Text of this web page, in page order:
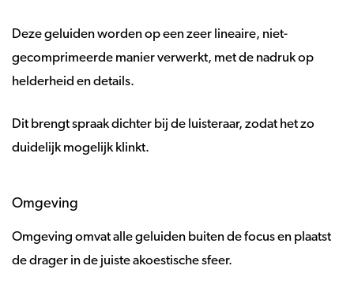
Deze geluiden worden op een zeer lineaire, niet-
gecomprimeerde manier verwerkt, met de nadruk op
helderheid en details.
Dit brengt spraak dichter bij de luisteraar, zodat het zo
duidelijk mogelijk klinkt.
Omgeving
Omgeving omvat alle geluiden buiten de focus en plaatst
de drager in de juiste akoestische sfeer.